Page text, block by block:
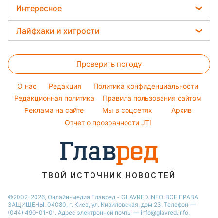
Виталий Козловский
София Ротару
Ольга Сумская
Филипп Киркоров
Простые блюда
Погода на завтра
Пылевая буря
Новости Тернополя
Новости Харькова
Новости Полтавы
Новости Одессы
Новости Сум
Новости Черкассы
Новости Ровно
Женские стрижки
Окрашивание волос
Красивый маникюр
Модные ошибки
Советы от Андре Тана
Интересное
Головоломки
Тесты по картинке
Оптические иллюзии
Народные приметы
Все о шоу-бизнесе
Лайфхаки и хитрости
Комнатные растения
Все о сале
Уборка
Авто
Проверить погоду
O нас Редакция
Политика конфиденциальности
Редакционная политика
Правила пользования сайтом
Реклама на сайте
Мы в соцсетях
Архив
Отчет о прозрачности JTI
ТВОЙ ИСТОЧНИК НОВОСТЕЙ
©2002-2026, Онлайн-медиа Главред - GLAVRED.INFO. ВСЕ ПРАВА
ЗАЩИЩЕНЫ. 04080, г. Киев, ул. Кириловская, дом 23. Телефон —
(044) 490-01-01. Адрес электронной почты — info@glavred.info.